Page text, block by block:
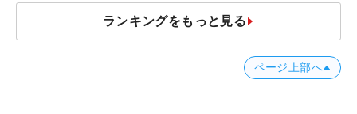
ランキングをもっと見る
ページ上部へ